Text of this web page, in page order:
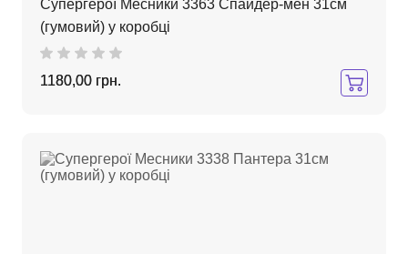
Супергерої Месники 3363 Спайдер-мен 31см
(гумовий) у коробці
1180,00 грн.